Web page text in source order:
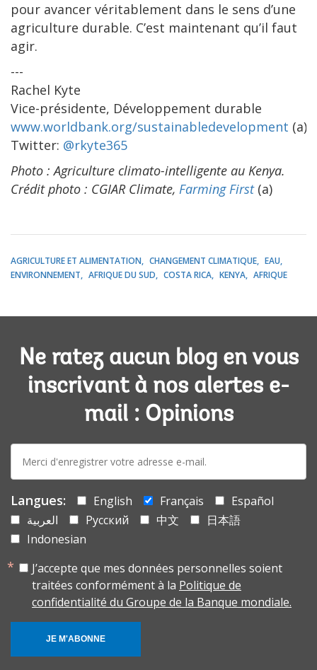
pour avancer véritablement dans le sens d’une
agriculture durable. C’est maintenant qu’il faut
agir.
---
Rachel Kyte
Vice-présidente, Développement durable
www.worldbank.org/sustainabledevelopment (a)
Twitter: @rkyte365
Photo : Agriculture climato-intelligente au Kenya.
Crédit photo : CGIAR Climate, Farming First(a)
AGRICULTURE ET ALIMENTATION CHANGEMENT CLIMATIQUE
EAU
ENVIRONNEMENT
AFRIQUE DU SUD COSTA RICA KENYA AFRIQUE
Ne ratez aucun blog en vous
inscrivant à nos alertes e-
mail : Opinions
mail:
Langues: English Français
Español
العربية
Русский 中文
日本語
Indonesian
J’accepte que mes données personnelles soient
traitées conformément à la Politique de
confidentialité du Groupe de la Banque mondiale.
JE M'ABONNE